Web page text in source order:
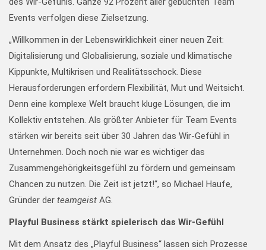
Events verfolgen diese Zielsetzung.
„Willkommen in der Lebenswirklichkeit einer neuen Zeit:
Digitalisierung und Globalisierung, soziale und klimatische
Kippunkte, Multikrisen und Realitätsschock. Diese
Herausforderungen erfordern Flexibilität, Mut und Weitsicht.
Denn eine komplexe Welt braucht kluge Lösungen, die im
Kollektiv entstehen. Als größter Anbieter für Team Events
stärken wir bereits seit über 30 Jahren das Wir-Gefühl in
Unternehmen. Doch noch nie war es wichtiger das
Zusammengehörigkeitsgefühl zu fördern und gemeinsam
Chancen zu nutzen. Die Zeit ist jetzt!“, so Michael Haufe,
Gründer der teamgeist AG.
Playful Business stärkt spielerisch das Wir-Gefühl
Mit dem Ansatz des „Playful Business“ lassen sich Prozesse